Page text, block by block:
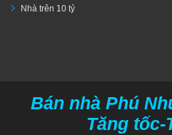
Nhà trên 10 tỷ
Bán nhà Phú
Tăng tốc-